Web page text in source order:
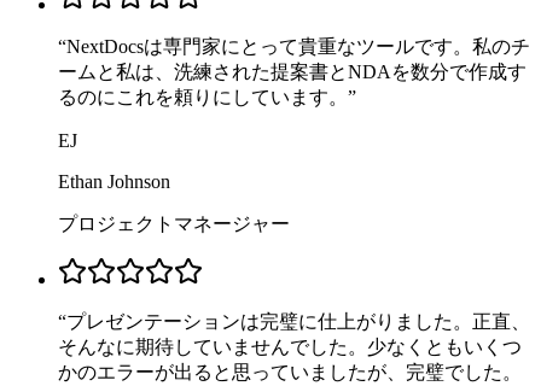
“NextDocsは専門家にとって貴重なツールです。私のチ
ームと私は、洗練された提案書とNDAを数分で作成す
るのにこれを頼りにしています。 ”
EJ
Ethan Johnson
プロジェクトマネージャー
“プレゼンテーションは完璧に仕上がりました。正直、
そんなに期待していませんでした。少なくともいくつ
かのエラーが出ると思っていましたが、完璧でした。